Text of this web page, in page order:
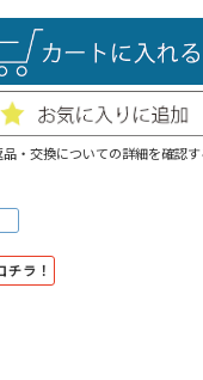
・交換についての詳細を確認す
ラ！